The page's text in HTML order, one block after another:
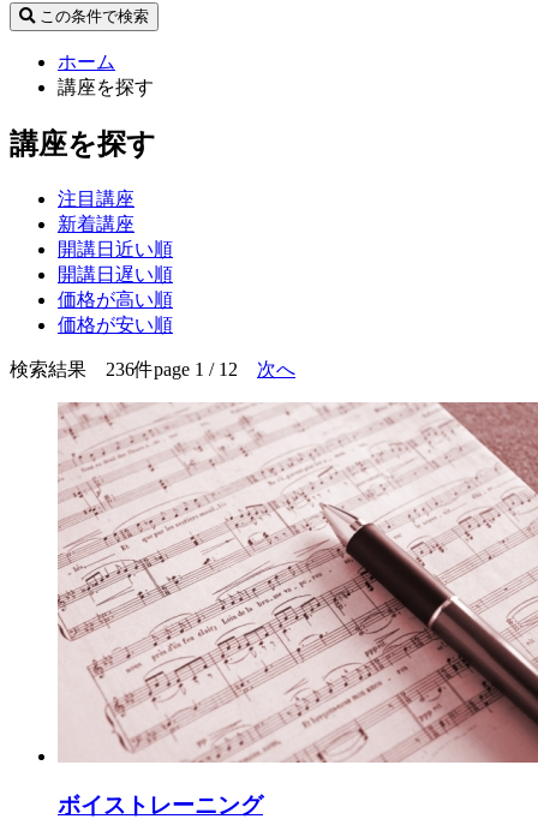
この条件で検索
ホーム
講座を探す
講座を探す
注目講座
新着講座
開講日近い順
開講日遅い順
価格が高い順
価格が安い順
検索結果 236件page 1 / 12 次へ
ボイストレーニング